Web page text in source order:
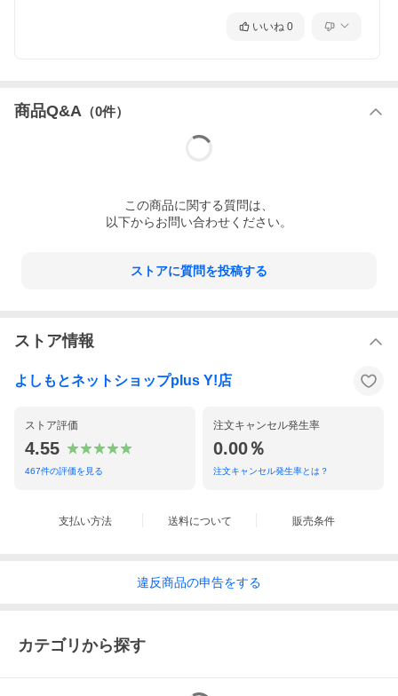
いいね 0
商品Q&A （0件）
この商品に関する質問は、
以下からお問い合わせください。
ストアに質問を投稿する
ストア情報
よしもとネットショップplus Y!店
ストア評価
4.55
467件の評価を見る
注文キャンセル発生率
0.00％
注文キャンセル発生率とは？
支払い方法 送料について 販売条件
違反商品の申告をする
カテゴリから探す